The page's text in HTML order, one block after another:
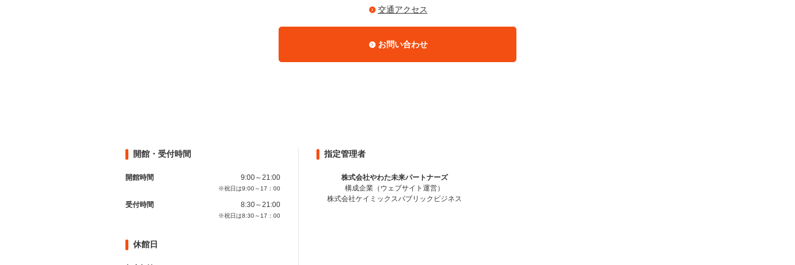
交通アクセス
お問い合わせ
開館・受付時間
開館時間 9:00～21:00
※祝日は9:00～17：00
受付時間 8:30～21:00
※祝日は8:30～17：00
休館日
指定管理者
株式会社やわた未来パートナーズ
構成企業（ウェブサイト運営）
株式会社ケイミックスパブリックビジネス